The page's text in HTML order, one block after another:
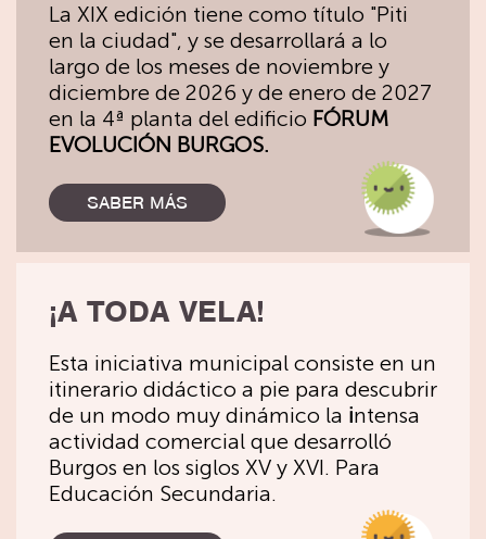
La XIX edición tiene como título "Piti
en la ciudad", y se desarrollará a lo
largo de los meses de noviembre y
diciembre de 2026 y de enero de 2027
en la 4ª planta del edificio FÓRUM
EVOLUCIÓN BURGOS.
SABER MÁS
¡A TODA VELA!
Esta iniciativa municipal consiste en un
itinerario didáctico a pie para descubrir
de un modo muy dinámico la intensa
actividad comercial que desarrolló
Burgos en los siglos XV y XVI. Para
Educación Secundaria.